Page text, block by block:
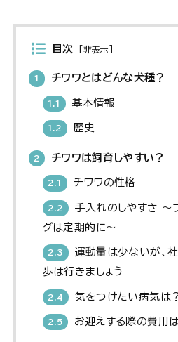
目次 非表示
1 チワワとはどんな犬種？
1.1 基本情報
1.2 歴史
2 チワワは飼育しやすい？
2.1 チワワの性格
2.2
手入れのしやすさ 〜
グは定期的に〜
2.3
運動量は少ないが、
歩は行きましょう
2.4 気をつけたい病気は
2.5 お迎えする際の費用